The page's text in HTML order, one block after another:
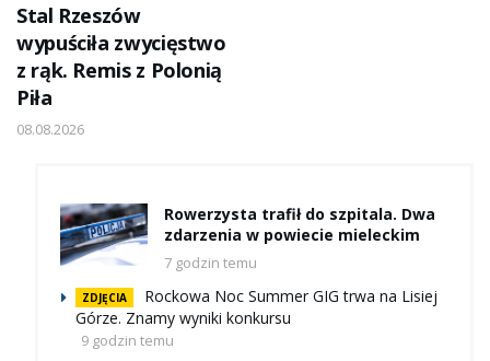
Stal Rzeszów
wypuściła zwycięstwo
z rąk. Remis z Polonią
Piła
08.08.2026
Rowerzysta trafił do szpitala. Dwa
zdarzenia w powiecie mieleckim
7 godzin temu
ZDJĘCIA
Rockowa Noc Summer GIG trwa na Lisiej
Górze. Znamy wyniki konkursu
9 godzin temu